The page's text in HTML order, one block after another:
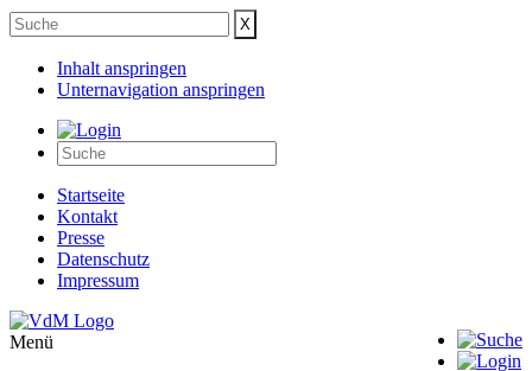
Inhalt anspringen
Unternavigation anspringen
Startseite
Kontakt
Presse
Datenschutz
Impressum
Menü